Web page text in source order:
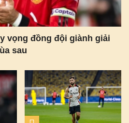
vọng đồng đội giành giải
sau